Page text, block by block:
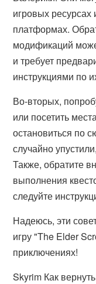
игровых
платформах.
модификаций
и требует
инструкциями по
Во-вторых,
или посетить
остановиться по
случайно
Также, обратите
выполнения
следуйте
Надеюсь, эти
игру "The Elder
приключениях!
Skyrim Как